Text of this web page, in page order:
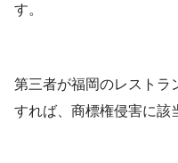
す。
第三者が福岡のレストラ
すれば、商標権侵害に該